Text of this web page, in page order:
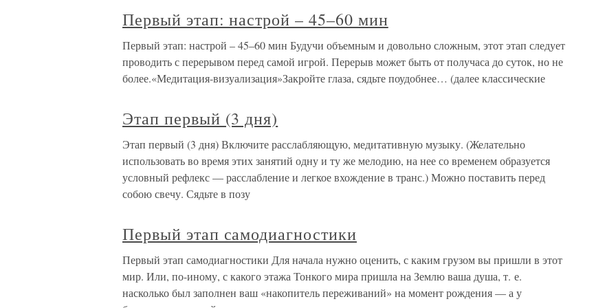
Первый этап: настрой – 45–60 мин
Первый этап: настрой – 45–60 мин Будучи объемным и довольно сложным, этот этап следует
проводить с перерывом перед самой игрой. Перерыв может быть от получаса до суток, но не
более.«Медитация-визуализация»Закройте глаза, сядьте поудобнее… (далее классические
Этап первый (3 дня)
Этап первый (3 дня) Включите расслабляющую, медитативную музыку. (Желательно
использовать во время этих занятий одну и ту же мелодию, на нее со временем образуется
условный рефлекс — расслабление и легкое вхождение в транс.) Можно поставить перед
собою свечу. Сядьте в позу
Первый этап самодиагностики
Первый этап самодиагностики Для начала нужно оценить, с каким грузом вы пришли в этот
мир. Или, по-иному, с какого этажа Тонкого мира пришла на Землю ваша душа, т. е.
насколько был заполнен ваш «накопитель переживаний» на момент рождения — а у